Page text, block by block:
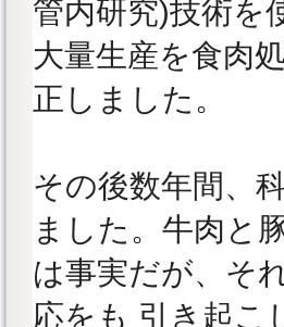
管内研究)技術を
大量生産を食肉
正しました。
その後数年間、
ました。牛肉と
は事実だが、そ
応をも 引き起こ